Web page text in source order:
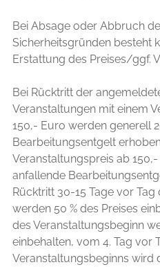
Bei Absage oder Abbruch
Sicherheitsgründen besteht
Erstattung des Preises/ggf.
Bei Rücktritt der
Veranstaltungen mit einem
150,- Euro werden generell
Bearbeitungsentgelt
Veranstaltungspreis ab
anfallende
Rücktritt 30-15 Tage vor
werden 50 % des Preises
des Veranstaltungsbeginn
einbehalten, vom 4. Tag vor
Veranstaltungsbeginns wird